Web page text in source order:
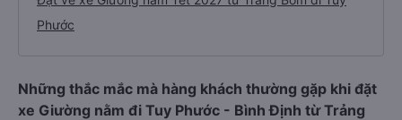
Phước
Những thắc mắc mà hàng khách thường gặp khi đặt
xe Giường nằm đi Tuy Phước - Bình Định từ Trảng